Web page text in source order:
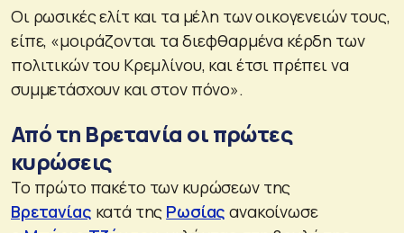
Οι ρωσικές ελίτ και τα μέλη των οικογενειών τους,
είπε, «μοιράζονται τα διεφθαρμένα κέρδη των
πολιτικών του Κρεμλίνου, και έτσι πρέπει να
συμμετάσχουν και στον πόνο».
Από τη Βρετανία οι πρώτες
κυρώσεις
Το πρώτο πακέτο των κυρώσεων της
Βρετανίας κατά της Ρωσίας ανακοίνωσε